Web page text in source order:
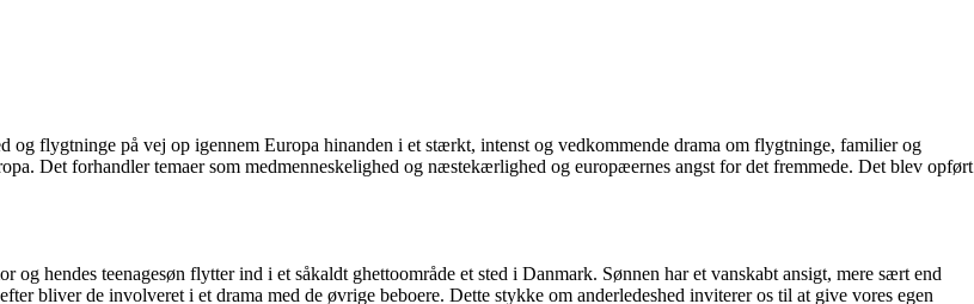
flygtninge på vej op igennem Europa hinanden i et stærkt, intenst og vedkommende drama om flygtninge, familier og
Det forhandler temaer som medmenneskelighed og næstekærlighed og europæernes angst for det fremmede. Det blev opført
hendes teenagesøn flytter ind i et såkaldt ghettoområde et sted i Danmark. Sønnen har et vanskabt ansigt, mere sært end
bliver de involveret i et drama med de øvrige beboere. Dette stykke om anderledeshed inviterer os til at give vores egen